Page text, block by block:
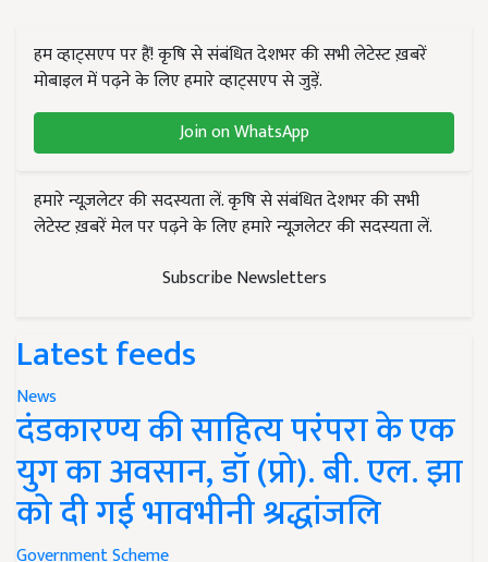
हम व्हाट्सएप पर हैं! कृषि से संबंधित देशभर की सभी लेटेस्ट ख़बरें
मोबाइल में पढ़ने के लिए हमारे व्हाट्सएप से जुड़ें.
Join on WhatsApp
हमारे न्यूज़लेटर की सदस्यता लें. कृषि से संबंधित देशभर की सभी
लेटेस्ट ख़बरें मेल पर पढ़ने के लिए हमारे न्यूज़लेटर की सदस्यता लें.
Subscribe Newsletters
Latest feeds
News
दंडकारण्य की साहित्य परंपरा के एक
युग का अवसान, डॉ (प्रो). बी. एल. झा
को दी गई भावभीनी श्रद्धांजलि
Government Scheme